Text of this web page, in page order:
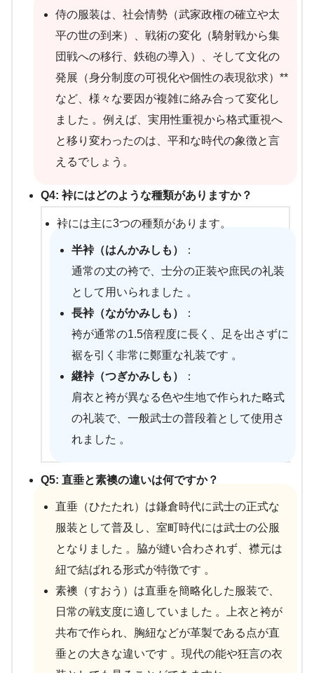
侍の服装は、社会情勢（武家政権の確立や太
平の世の到来）、戦術の変化（騎射戦から集
団戦への移行、鉄砲の導入）、そして文化の
発展（身分制度の可視化や個性の表現欲求）**
など、様々な要因が複雑に絡み合って変化し
ました 。例えば、実用性重視から格式重視へ
と移り変わったのは、平和な時代の象徴と言
えるでしょう。
Q4: 裃にはどのような種類がありますか？
裃には主に3つの種類があります。
半裃（はんかみしも）
：
通常の丈の袴で、士分の正装や庶民の礼装
として用いられました 。
長裃（ながかみしも）
：
袴が通常の1.5倍程度に長く、足を出さずに
裾を引く非常に鄭重な礼装です 。
継裃（つぎかみしも）
：
肩衣と袴が異なる色や生地で作られた略式
の礼装で、一般武士の普段着として使用さ
れました 。
Q5: 直垂と素襖の違いは何ですか？
直垂（ひたたれ）は鎌倉時代に武士の正式な
服装として普及し、室町時代には武士の公服
となりました 。脇が縫い合わされず、襟元は
紐で結ばれる形式が特徴です 。
素襖（すおう）は直垂を簡略化した服装で、
日常の戦支度に適していました 。上衣と袴が
共布で作られ、胸紐などが革製である点が直
垂との大きな違いです 。現代の能や狂言の衣